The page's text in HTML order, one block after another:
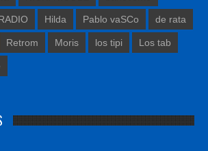
Hilda Pablo vaSCo de rata
Retrom Moris los tipi Los tab